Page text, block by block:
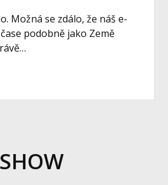
Možná se zdálo, že náš e-
podobně jako Země
SHOW